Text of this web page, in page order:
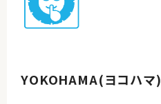
YOKOHAMA(ヨコハマ)